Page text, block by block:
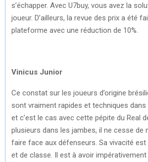
s’échapper. Avec U7buy, vous avez la
joueur. D’ailleurs, la revue des prix a été
plateforme avec une réduction de 10%.
Vinicus Junior
Ce constat sur les joueurs d’origine
sont vraiment rapides et techniques
et c’est le cas avec cette pépite du Real
plusieurs dans les jambes, il ne cesse de
faire face aux défenseurs. Sa vivacité est
et de classe. Il est à avoir